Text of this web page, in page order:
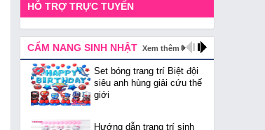
HỖ TRỢ TRỰC TUYẾN
CẨM NANG SINH NHẬT Xem thêm
Set bóng trang trí Biệt đội
siêu anh hùng giải cứu thế
giới
Hướng dẫn trang trí sinh